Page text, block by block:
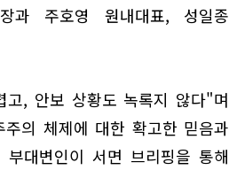
과 주호영 원내대표, 성일종
, 안보 상황도 녹록지 않다"며
의 체제에 대한 확고한 믿음과
대변인이 서면 브리핑을 통해